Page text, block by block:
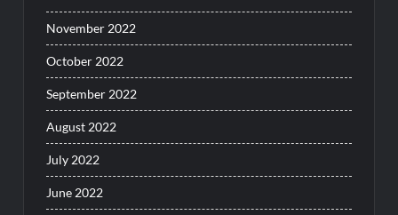
November 2022
October 2022
September 2022
August 2022
July 2022
June 2022